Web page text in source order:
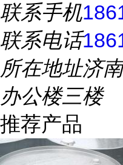
联系手机
联系电话
所在地址济
办公楼三楼
推荐产品